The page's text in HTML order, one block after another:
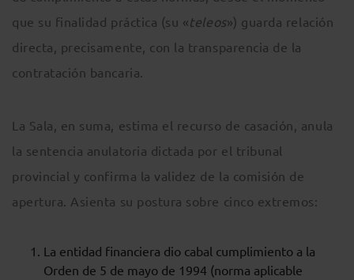
que su finalidad práctica (su «teleos») guarda relación
directa, precisamente, con la transparencia de la
contratación bancaria.
La Sala, en suma, estima el recurso de casación, anula
la sentencia anulatoria dictada por el tribunal
provincial y confirma la validez de la comisión de
apertura. Asienta su postura sobre cinco extremos:
La entidad financiera dio cabal cumplimiento a la
Orden de 5 de mayo de 1994 (norma aplicable